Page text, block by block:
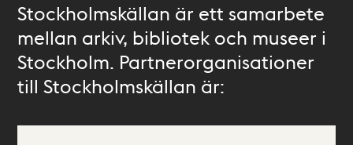
Stockholmskällan är ett samarbete
mellan arkiv, bibliotek och museer i
Stockholm. Partnerorganisationer
till Stockholmskällan är: